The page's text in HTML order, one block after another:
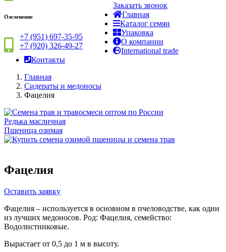
Озеленение
+7 (951) 697-35-95
+7 (920) 326-49-27
Заказать звонок
Главная
Каталог семян
Упаковка
О компании
International trade
Контакты
Главная
Сидераты и медоносы
Фацелия
Редька масличная
Пшеница озимая
Фацелия
Оставить заявку
Фацелия – используется в основном в пчеловодстве, как один
из лучших медоносов. Род: Фацелия, семейство:
Водолистниковые.
Вырастает от 0,5 до 1 м в высоту.